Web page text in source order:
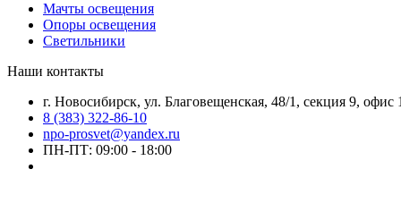
Мачты освещения
Опоры освещения
Светильники
Наши контакты
г. Новосибирск, ул. Благовещенская, 48/1, секция 9, офис
8 (383) 322-86-10
npo-prosvet@yandex.ru
ПН-ПТ: 09:00 - 18:00